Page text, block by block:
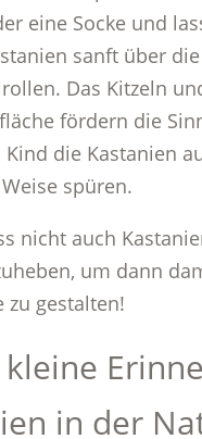
eine Socke und
sanft über
Das Kitzeln
fördern die
die Kastanien
spüren.
nicht auch
um dann
zu gestalten!
kleine
in der